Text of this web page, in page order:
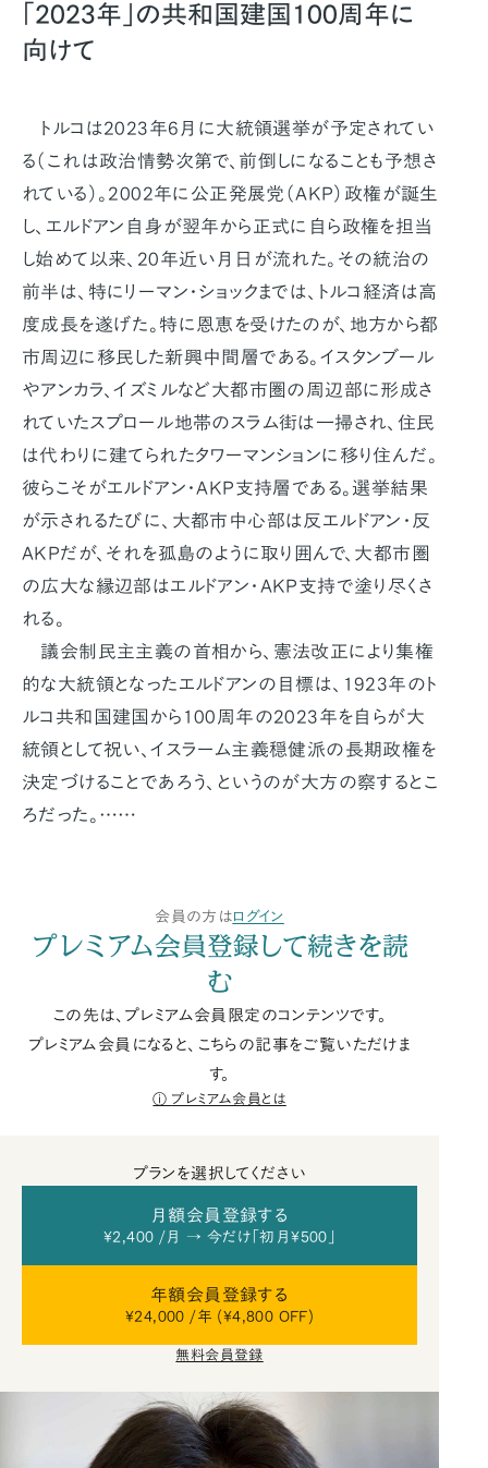
「2023年」の共和国建国100周年に
向けて
トルコは2023年6月に大統領選挙が予定されてい
る（これは政治情勢次第で、前倒しになることも予想さ
れている）。2002年に公正発展党（AKP）政権が誕生
し、エルドアン自身が翌年から正式に自ら政権を担当
し始めて以来、20年近い月日が流れた。その統治の
前半は、特にリーマン・ショックまでは、トルコ経済は高
度成長を遂げた。特に恩恵を受けたのが、地方から都
市周辺に移民した新興中間層である。イスタンブール
やアンカラ、イズミルなど大都市圏の周辺部に形成さ
れていたスプロール地帯のスラム街は一掃され、住民
は代わりに建てられたタワーマンションに移り住んだ。
彼らこそがエルドアン・AKP支持層である。選挙結果
が示されるたびに、大都市中心部は反エルドアン・反
AKPだが、それを孤島のように取り囲んで、大都市圏
の広大な縁辺部はエルドアン・AKP支持で塗り尽くさ
れる。
議会制民主主義の首相から、憲法改正により集権
的な大統領となったエルドアンの目標は、1923年のト
ルコ共和国建国から100周年の2023年を自らが大
統領として祝い、イスラーム主義穏健派の長期政権を
決定づけることであろう、というのが大方の察するとこ
ろだった。……
会員の方はログイン
プレミアム会員登録して続きを読
む
この先は、プレミアム会員限定のコンテンツです。
プレミアム会員になると、こちらの記事をご覧いただけま
す。
プレミアム会員とは
プランを選択してください
月額会員登録する
¥2,400 /月 → 今だけ「初月¥500」
年額会員登録する
¥24,000 /年 (¥4,800 OFF)
無料会員登録